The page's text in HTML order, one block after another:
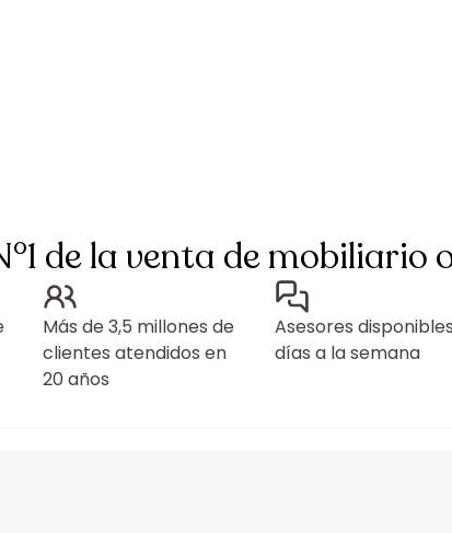
de la venta de mobiliario
Más de 3,5 millones de
clientes atendidos en
20 años
Asesores
días a la semana